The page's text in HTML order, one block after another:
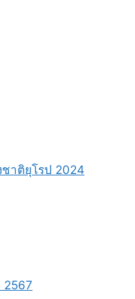
าติยุโรป 2024
2567